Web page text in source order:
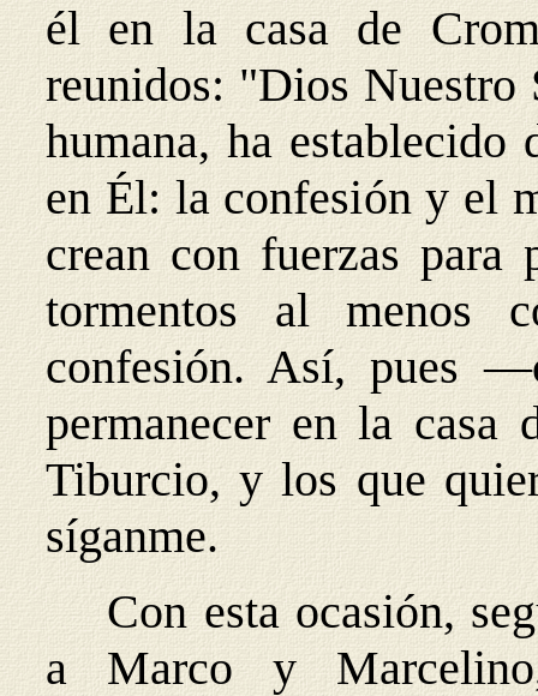
él en la casa de
reunidos: "Dios Nuestro
humana, ha establecido
en Él: la confesión y el
crean con fuerzas
tormentos al menos
confesión. Así, pues
permanecer en la casa
Tiburcio, y los que
síganme.
Con esta ocasión,
a Marco y